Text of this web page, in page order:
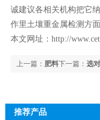
诚建议各相关机构把它
作里土壤重金属检测方
本文网址： http://
下一篇：选
上一篇： 肥料
推荐产品